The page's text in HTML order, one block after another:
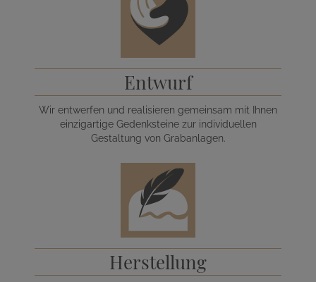
Entwurf
Wir entwerfen und realisieren gemeinsam mit Ihnen
einzigartige Gedenksteine zur individuellen
Gestaltung von Grabanlagen.
Herstellung